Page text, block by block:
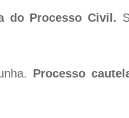
do Processo Civil.
Processo